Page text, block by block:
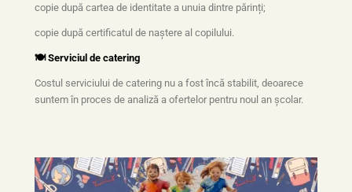
copie după cartea de identitate a unuia dintre părinți;
copie după certificatul de naștere al copilului.
🍽️ Serviciul de catering
Costul serviciului de catering nu a fost încă stabilit, deoarece
suntem în proces de analiză a ofertelor pentru noul an școlar.